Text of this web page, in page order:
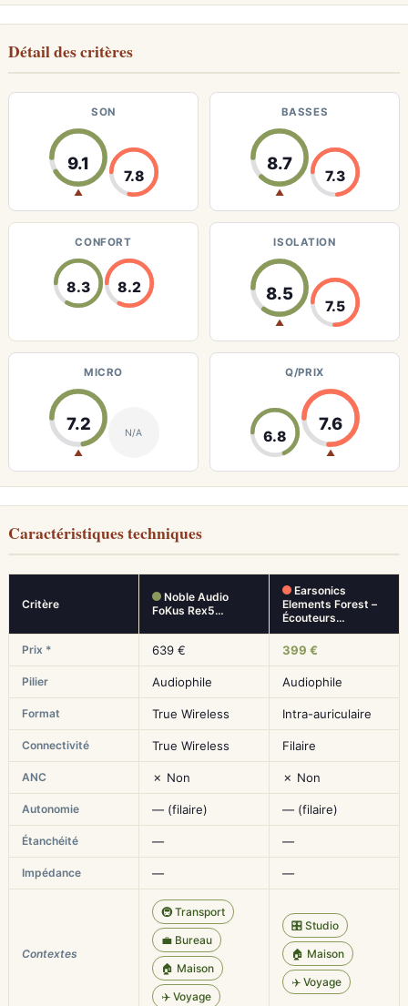
Détail des critères
SON
9.1
▲
7.8
BASSES
8.7
▲
7.3
CONFORT
8.3 8.2
ISOLATION
8.5
▲
7.5
MICRO
7.2
▲
N/A
Q/PRIX
6.8
7.6
▲
Caractéristiques techniques
Critère
Noble Audio
FoKus Rex5…
Earsonics
Elements Forest –
Écouteurs…
Prix * 639 € 399 €
Pilier Audiophile Audiophile
Format True Wireless Intra-auriculaire
Connectivité True Wireless Filaire
ANC ✗ Non ✗ Non
Autonomie — (filaire) — (filaire)
Étanchéité — —
Impédance — —
Contextes
🚇 Transport
💼 Bureau
🏠 Maison
✈️ Voyage
🎛️ Studio
🏠 Maison
✈️ Voyage